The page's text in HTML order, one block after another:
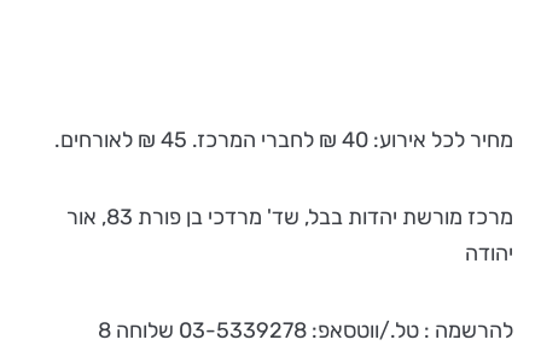
מחיר לכל אירוע: 40 ₪ לחברי המרכז. 45 ₪ לאורחים.
מרכז מורשת יהדות בבל, שד' מרדכי בן פורת 83, אור
יהודה
להרשמה : טל./ווטסאפ: 03-5339278 שלוחה 8